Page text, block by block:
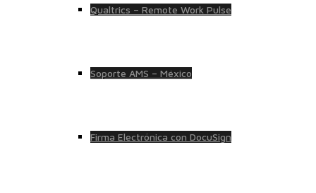
Qualtrics – Remote Work Pulse
Soporte AMS – México
Firma Electrónica con DocuSign